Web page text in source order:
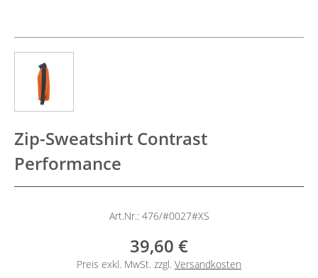
Zip-Sweatshirt Contrast
Performance
Art.Nr.: 476/#0027#XS
39,60 €
Preis exkl. MwSt. zzgl. Versandkosten